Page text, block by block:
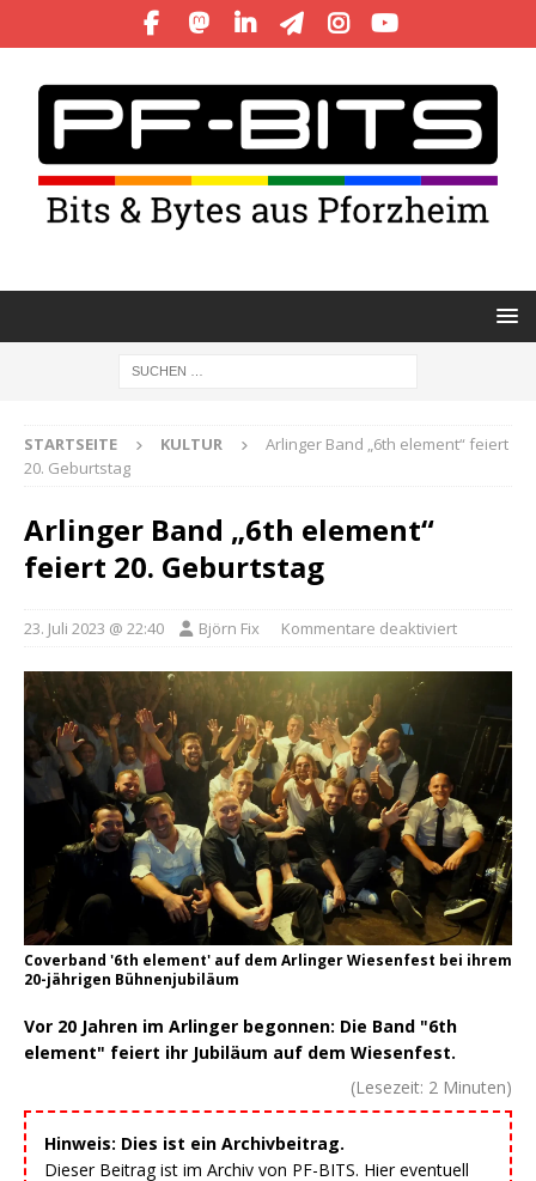
STARTSEITE KULTUR
Arlinger Band „6th element“ feiert
20. Geburtstag
Arlinger Band „6th element“
feiert 20. Geburtstag
23. Juli 2023 @ 22:40 Björn Fix Kommentare deaktiviert
Coverband '6th element' auf dem Arlinger Wiesenfest bei ihrem
20-jährigen Bühnenjubiläum
Vor 20 Jahren im Arlinger begonnen: Die Band "6th
element" feiert ihr Jubiläum auf dem Wiesenfest.
(Lesezeit: 2 Minuten)
Hinweis: Dies ist ein Archivbeitrag.
Dieser Beitrag ist im Archiv von PF-BITS. Hier eventuell